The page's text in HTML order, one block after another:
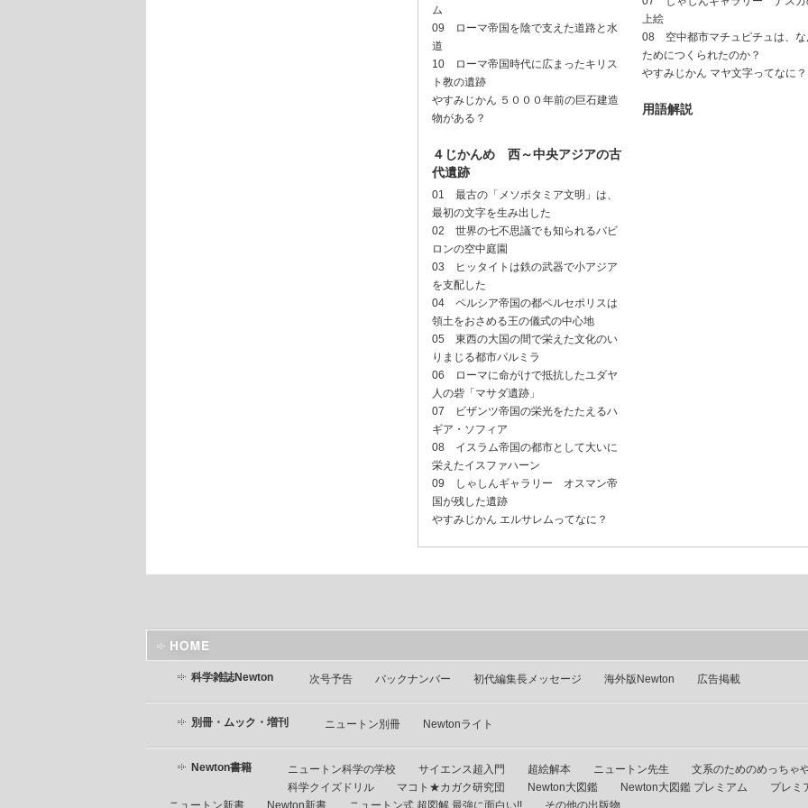
ム
09 ローマ帝国を陰で支えた道路と水
道
10 ローマ帝国時代に広まったキリス
ト教の遺跡
やすみじかん ５０００年前の巨石建造
物がある？
４じかんめ 西～中央アジアの古
代遺跡
01 最古の「メソポタミア文明」は、
最初の文字を生み出した
02 世界の七不思議でも知られるバビ
ロンの空中庭園
03 ヒッタイトは鉄の武器で小アジア
を支配した
04 ペルシア帝国の都ペルセポリスは
領土をおさめる王の儀式の中心地
05 東西の大国の間で栄えた文化のい
りまじる都市パルミラ
06 ローマに命がけで抵抗したユダヤ
人の砦「マサダ遺跡」
07 ビザンツ帝国の栄光をたたえるハ
ギア・ソフィア
08 イスラム帝国の都市として大いに
栄えたイスファハーン
09 しゃしんギャラリー オスマン帝
国が残した遺跡
やすみじかん エルサレムってなに？
上絵
08 空中都市マチュピチュは、な
ためにつくられたのか？
やすみじかん マヤ文字ってなに？
用語解説
科学雑誌Newton 次号予告 バックナンバー 初代編集長メッセージ 海外版Newton 広告掲載
別冊・ムック・増刊 ニュートン別冊 Newtonライト
Newton書籍 ニュートン科学の学校 サイエンス超入門 超絵解本 ニュートン先生 文系のためのめっちゃ
科学クイズドリル
マコト★カガク研究団 Newton大図鑑 Newton大図鑑 プレミアム プレミ
ニュートン新書
Newton新書 ニュートン式 超図解 最強に面白い!! その他の出版物